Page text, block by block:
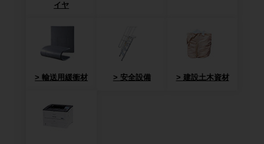
イヤ
輸送用緩衝材 安全設備 建設土木資材